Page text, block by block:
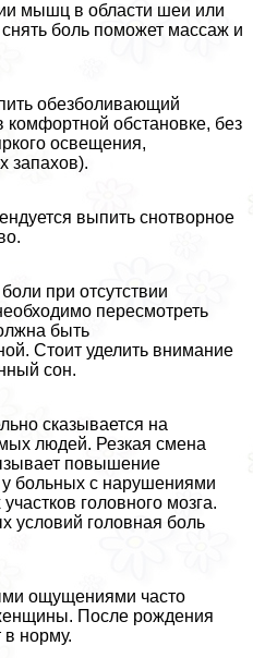
мышц в области шеи или
снять боль поможет массаж и
обезболивающий
комфортной обстановке, без
освещения,
запахов).
выпить снотворное
при отсутствии
пересмотреть
быть
Стоит уделить внимание
сон.
сказывается на
людей. Резкая смена
повышение
больных с нарушениями
головного мозга.
условий головная боль
ощущениями часто
После рождения
в норму.